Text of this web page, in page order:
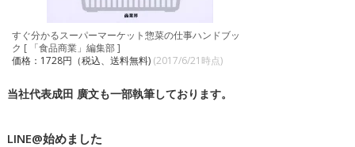
すぐ分かるスーパーマーケット惣菜の仕事ハンドブッ
ク [ 「食品商業」編集部 ]
価格：1728円（税込、送料無料) (2017/6/21時点)
当社代表成田 廣文も一部執筆しております。
LINE@始めました